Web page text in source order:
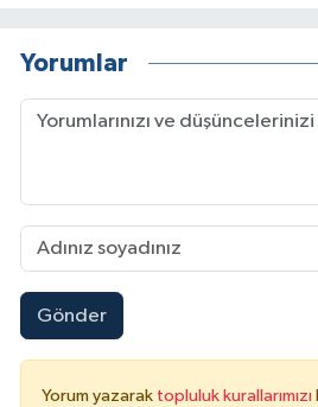
Yorumlar
Gönder
Yorum yazarak topluluk kurallarımızı